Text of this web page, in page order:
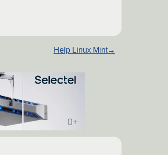
Help Linux Mint→